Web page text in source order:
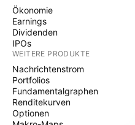
Ökonomie
Earnings
Dividenden
IPOs
WEITERE PRODUKTE
Nachrichtenstrom
Portfolios
Fundamentalgraphen
Renditekurven
Optionen